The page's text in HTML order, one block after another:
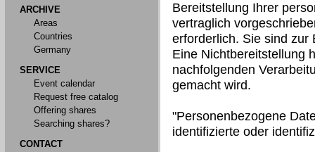
ARCHIVE
Areas
Countries
Germany
SERVICE
Event calendar
Request free catalog
Offering shares
Searching shares?
CONTACT
Bereitstellung Ihrer
vertraglich
erforderlich. Sie sind zur
Eine Nichtbereitstellung
nachfolgenden
gemacht wird.
"Personenbezogene
identifizierte oder